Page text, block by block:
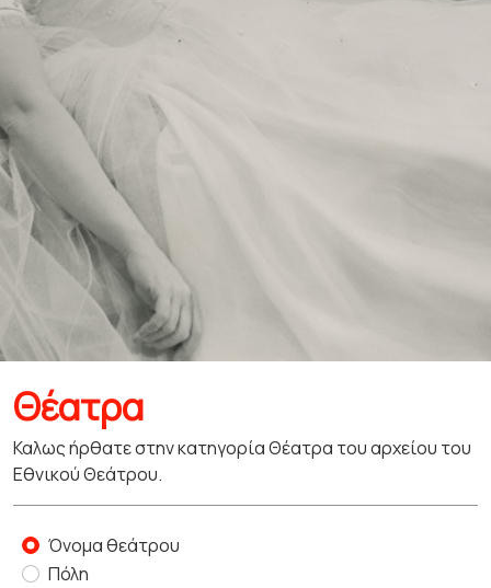
Θέατρα
Καλως ήρθατε στην κατηγορία Θέατρα του αρχείου του
Εθνικού Θεάτρου.
Όνομα θεάτρου
Πόλη